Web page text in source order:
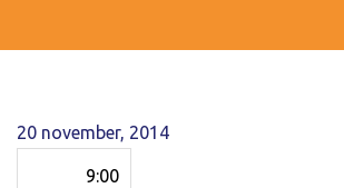
20 november, 2014
9:00